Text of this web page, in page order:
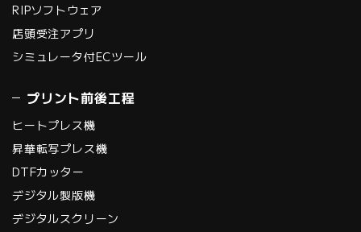
RIPソフトウェア
店頭受注アプリ
シミュレータ付ECツール
プリント前後工程
ヒートプレス機
昇華転写プレス機
DTFカッター
デジタル製版機
デジタルスクリーン